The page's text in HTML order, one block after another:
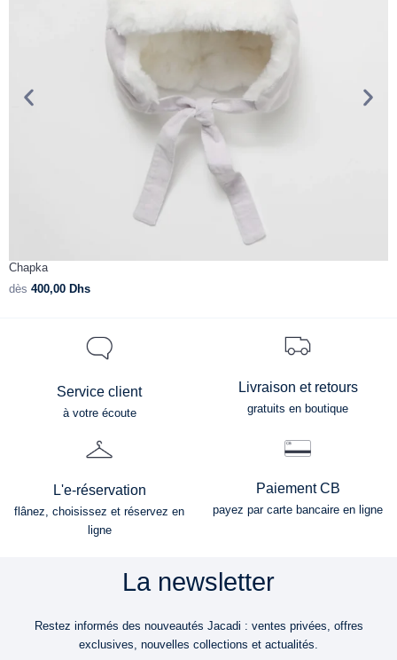
Chapka
dès 400,00 Dhs
Service client
à votre écoute
Livraison et retours
gratuits en boutique
L'e-réservation
flânez, choisissez et réservez en
ligne
Paiement CB
payez par carte bancaire en ligne
La newsletter
Restez informés des nouveautés Jacadi : ventes privées, offres
exclusives, nouvelles collections et actualités.